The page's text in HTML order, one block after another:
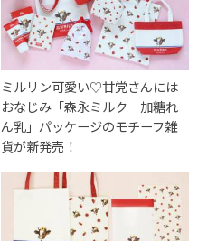
ミルリン可愛い♡甘党さんには
おなじみ「森永ミルク 加糖れ
ん乳」パッケージのモチーフ雑
貨が新発売！